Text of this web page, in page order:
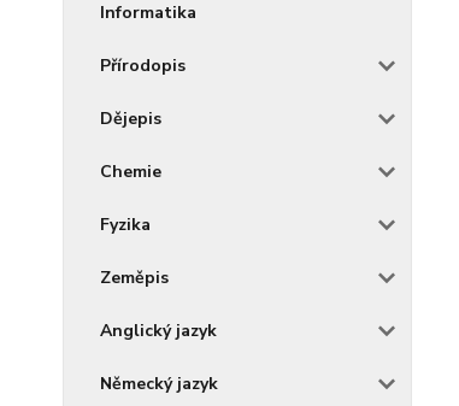
Informatika
Přírodopis
Dějepis
Chemie
Fyzika
Zeměpis
Anglický jazyk
Německý jazyk